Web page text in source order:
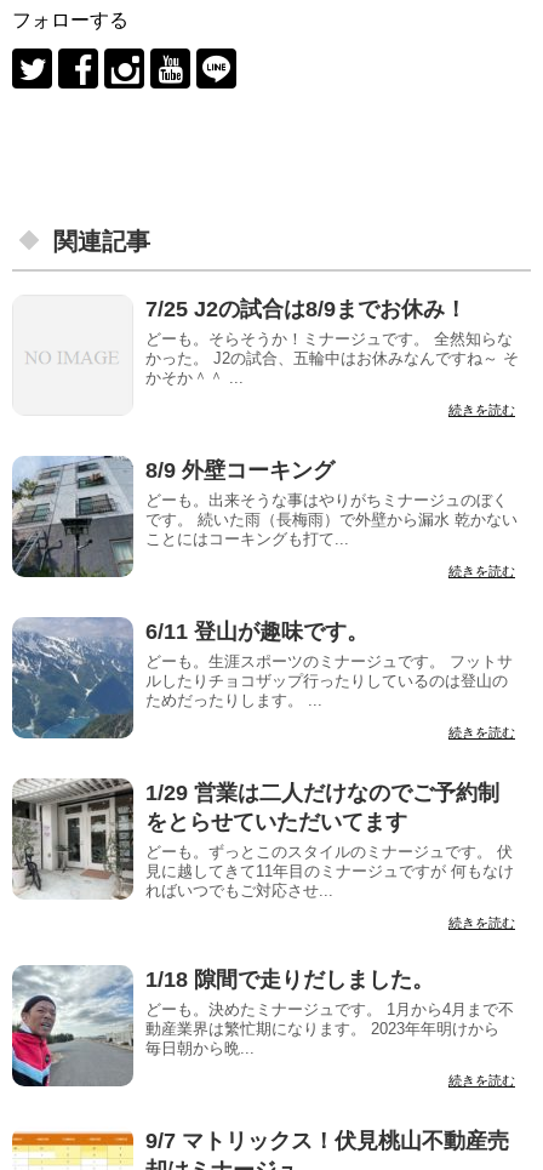
フォローする
関連記事
7/25 J2の試合は8/9までお休み！
どーも。そらそうか！ミナージュです。 全然知らな
かった。 J2の試合、五輪中はお休みなんですね～ そ
かそか＾＾ ...
続きを読む
8/9 外壁コーキング
どーも。出来そうな事はやりがちミナージュのぼく
です。 続いた雨（長梅雨）で外壁から漏水 乾かない
ことにはコーキングも打て...
続きを読む
6/11 登山が趣味です。
どーも。生涯スポーツのミナージュです。 フットサ
ルしたりチョコザップ行ったりしているのは登山の
ためだったりします。 ...
続きを読む
1/29 営業は二人だけなのでご予約制
をとらせていただいてます
どーも。ずっとこのスタイルのミナージュです。 伏
見に越してきて11年目のミナージュですが 何もなけ
ればいつでもご対応させ...
続きを読む
1/18 隙間で走りだしました。
どーも。決めたミナージュです。 1月から4月まで不
動産業界は繁忙期になります。 2023年年明けから
毎日朝から晩...
続きを読む
9/7 マトリックス！伏見桃山不動産売